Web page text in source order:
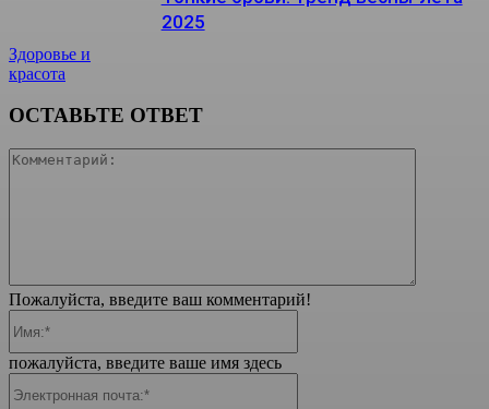
Здоровье и
красота
2025
ОСТАВЬТЕ ОТВЕТ
Пожалуйста, введите ваш комментарий!
пожалуйста, введите ваше имя здесь